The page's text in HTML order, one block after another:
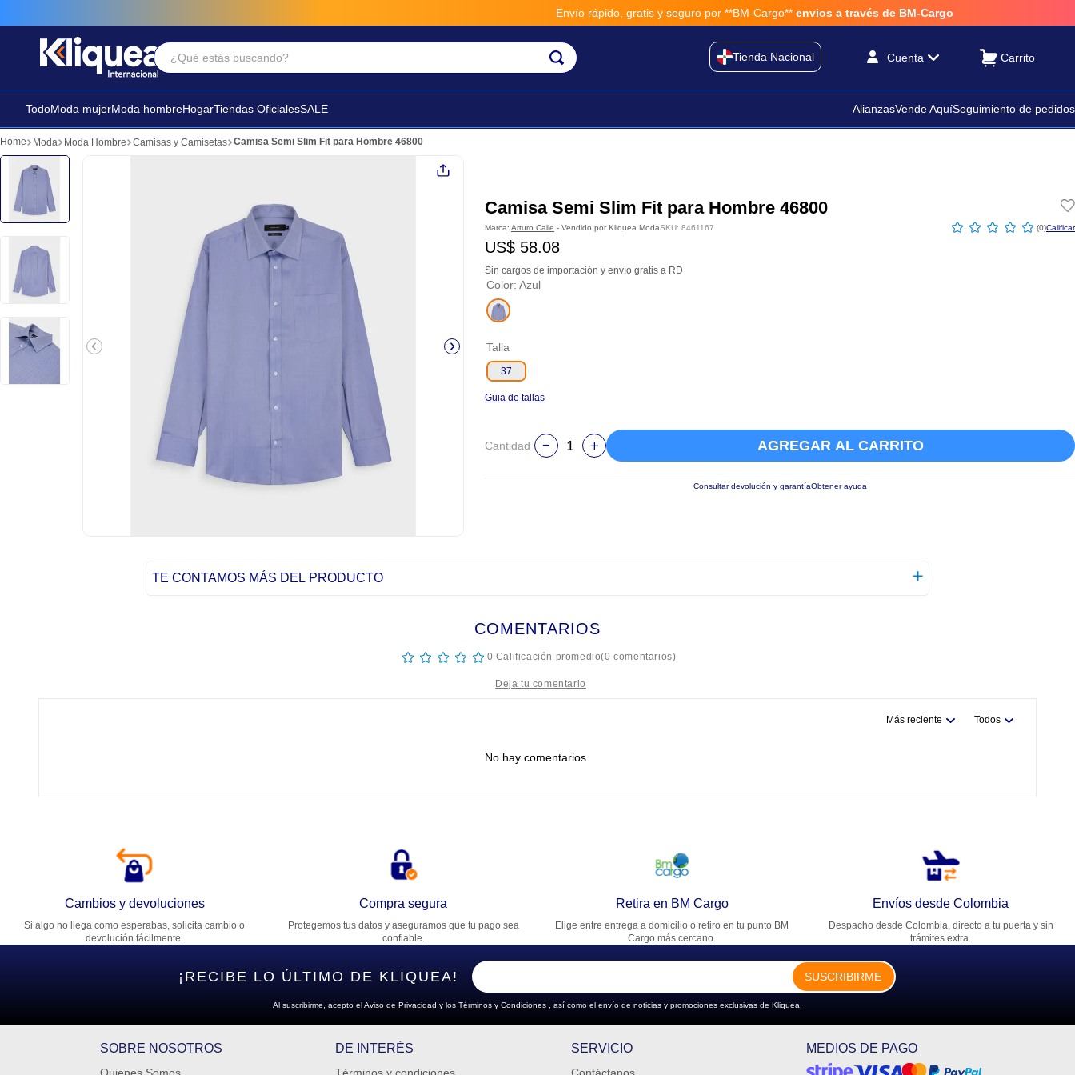
Envío rápido, gratis y seguro por **BM-Cargo** envios a través de BM-Cargo
¿Qué estás buscando?
Tienda Nacional Cuenta
TodoModa mujerModa hombreHogarTiendas OficialesSALE AlianzasVende AquíSeguimiento de pedidos
Moda Moda Hombre Camisas y Camisetas Camisa Semi Slim Fit para Hombre 46800
Camisa Semi Slim Fit para Hombre 46800
Marca: Arturo Calle - Vendido por Kliquea ModaSKU: 8461167 ☆ ☆ ☆ ☆ ☆ (0)
US$ 58.08
Sin cargos de importación y envío gratis a RD
Color: Azul
Talla
37
Guia de tallas
Cantidad AGREGAR AL CARRITO
Consultar devolución y garantíaObtener ayuda
TE CONTAMOS MÁS DEL PRODUCTO
COMENTARIOS
☆ ☆ ☆ ☆ ☆ 0 Calificación promedio(0 comentarios)
Dirección de email
Escribe un comentario
ENVIAR COMENTARIO
Más reciente Todos
No hay comentarios.
Cambios y devoluciones
Si algo no llega como esperabas, solicita cambio o
devolución fácilmente.
Compra segura
Protegemos tus datos y aseguramos que tu pago sea
confiable.
Retira en BM Cargo
Elige entre entrega a domicilio o retiro en tu punto BM
Cargo más cercano.
Envíos desde Colombia
Despacho desde Colombia, directo a tu puerta y sin
trámites extra.
¡RECIBE LO ÚLTIMO DE KLIQUEA! SUSCRIBIRME
Al suscribirme, acepto elAviso de Privacidad y los Términos y Condiciones , así como el envío de noticias y promociones exclusivas de Kliquea.
SOBRE NOSOTROS DE INTERÉS SERVICIO MEDIOS DE PAGO
Términos Más Buscados
2. sandalia